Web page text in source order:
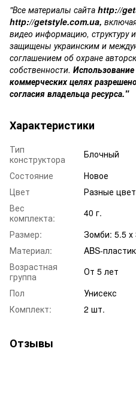
"Все материалы сайта http://
http://getstyle.com.ua,
видео информацию, структуру
защищены украинским и
соглашением об охране
собственности.
коммерческих целях
согласия владельца ресурса."
Характеристики
Тип
конструктора
Блочный
Состояние
Новое
Цвет
Разные
Вес
комплекта:
40 г.
Размер:
Зомби: 5.5 х
Материал:
ABS-пластик
Возрастная
группа
От 5 лет
Пол
Унисекс
Комплект:
2 шт.
Отзывы